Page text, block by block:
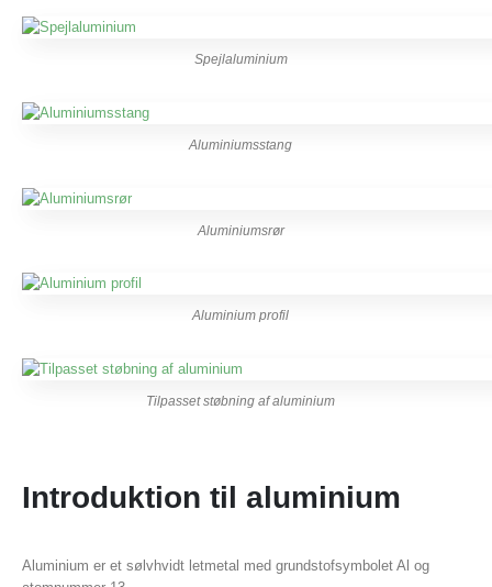
Spejlaluminium
Aluminiumsstang
Aluminiumsrør
Aluminium profil
Tilpasset støbning af aluminium
Introduktion til aluminium
Aluminium er et sølvhvidt letmetal med grundstofsymbolet Al og